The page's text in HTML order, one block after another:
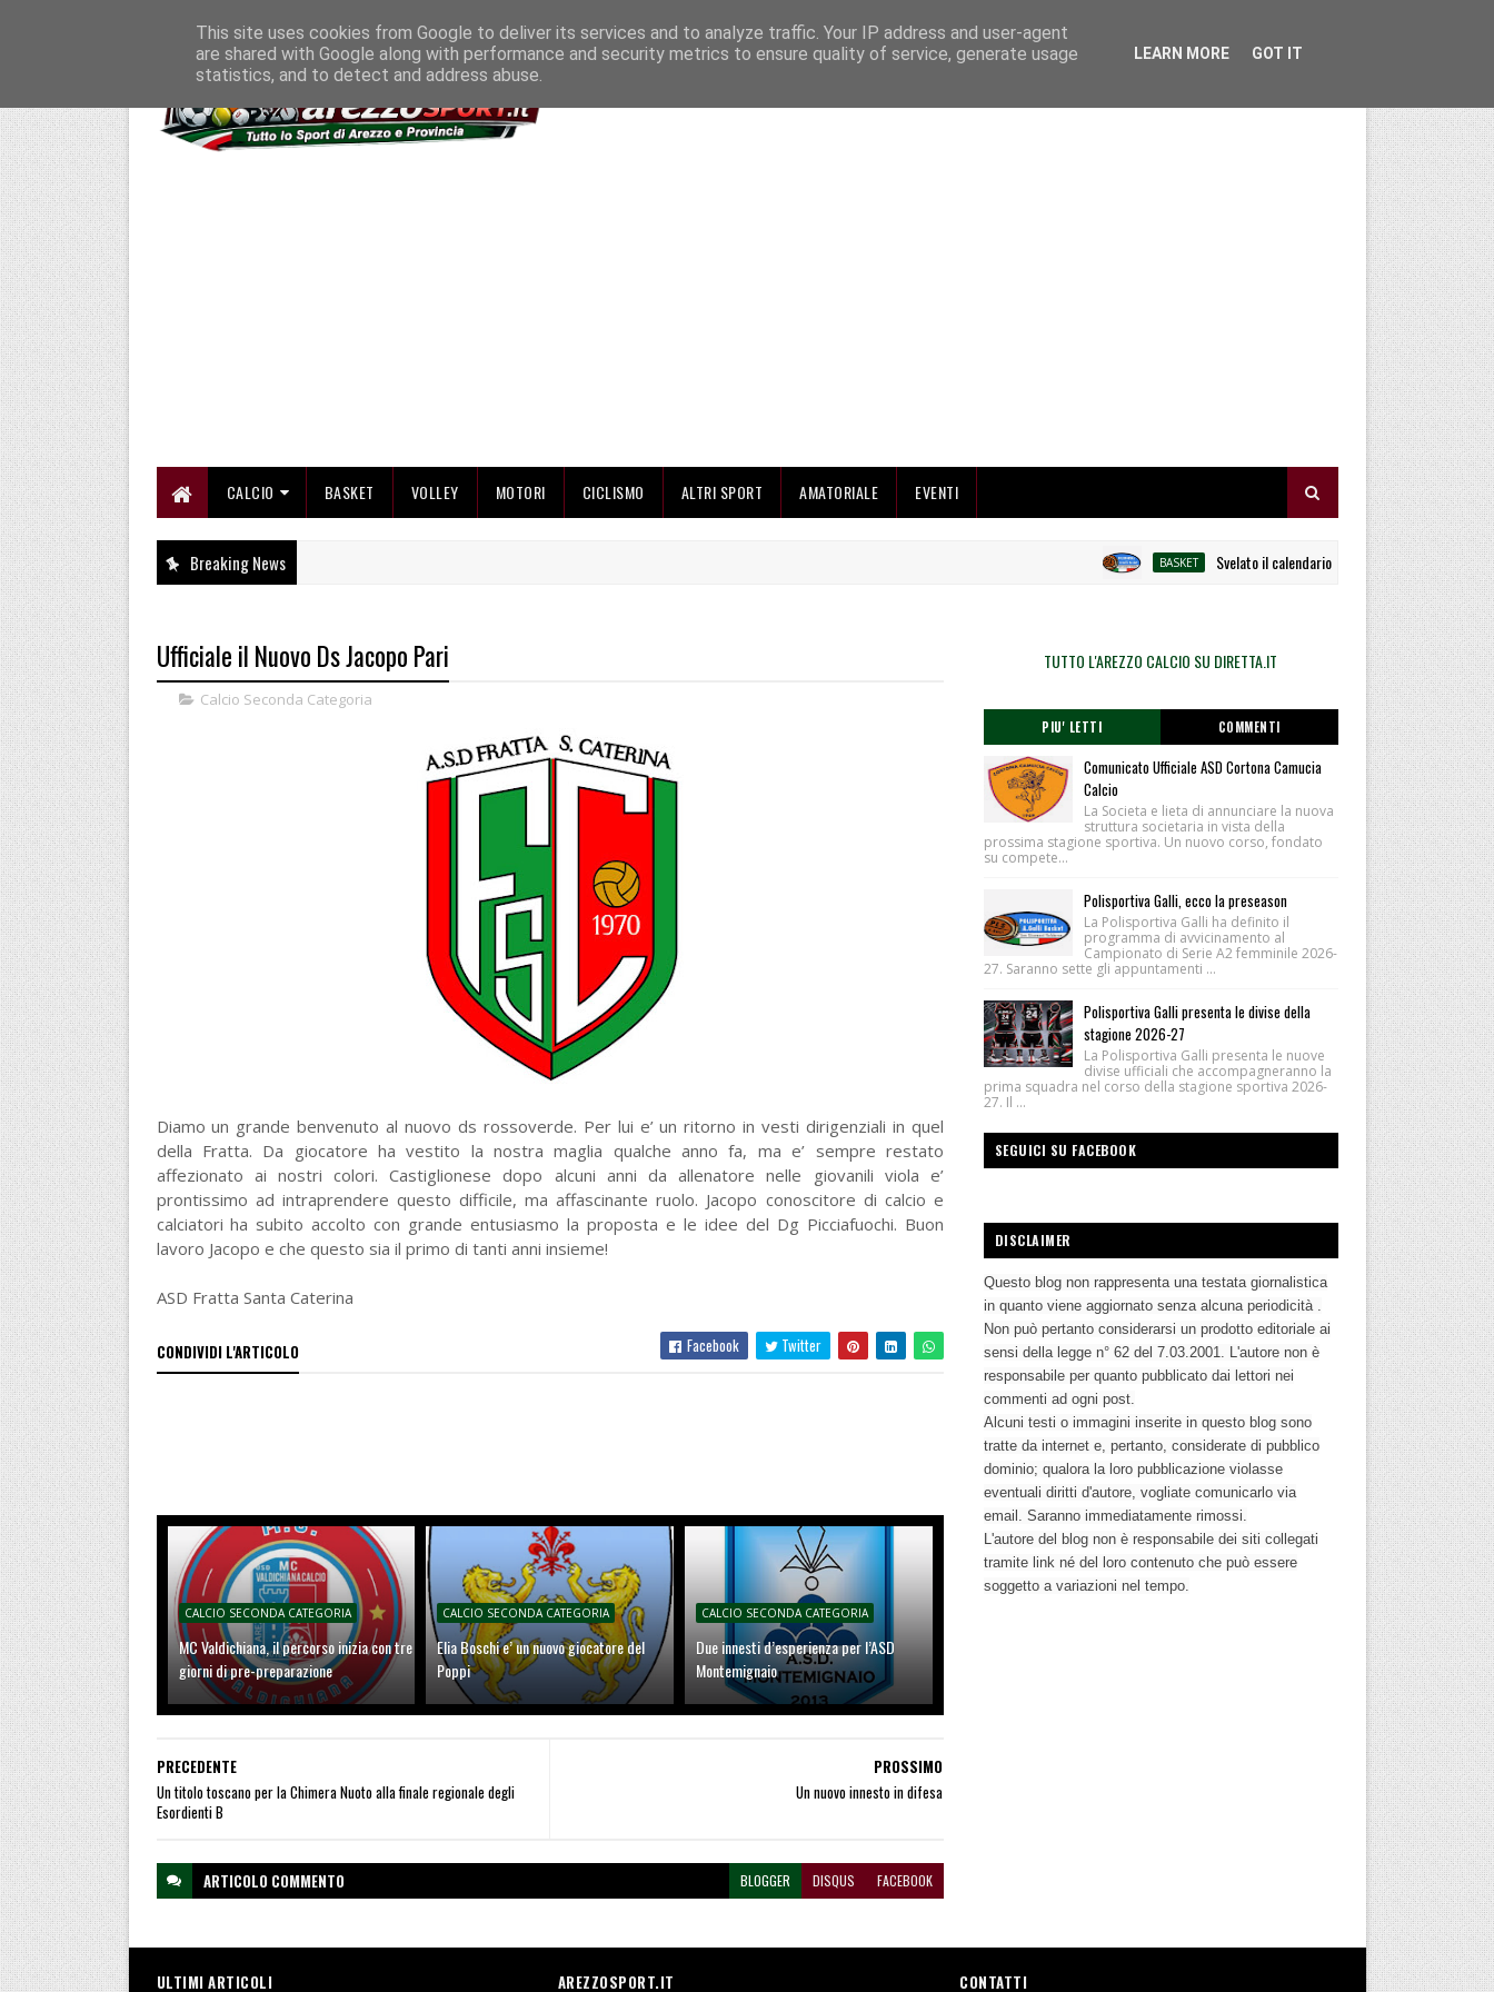
CALCIO BASKET VOLLEY MOTORI CICLISMO ALTRI SPORT AMATORIALE EVENTI
Breaking News BASKET Svelato il calendario la Polisportiva Galli debutta ad
Ufficiale il Nuovo Ds Jacopo Pari
Calcio Seconda Categoria
Diamo un grande benvenuto al nuovo ds rossoverde. Per lui e’ un ritorno in vesti dirigenziali in quel
della Fratta. Da giocatore ha vestito la nostra maglia qualche anno fa, ma e’ sempre restato
affezionato ai nostri colori. Castiglionese dopo alcuni anni da allenatore nelle giovanili viola e’
prontissimo ad intraprendere questo difficile, ma affascinante ruolo. Jacopo conoscitore di calcio e
calciatori ha subito accolto con grande entusiasmo la proposta e le idee del Dg Picciafuochi. Buon
lavoro Jacopo e che questo sia il primo di tanti anni insieme!
ASD Fratta Santa Caterina
CONDIVIDI L'ARTICOLO Facebook Twitter
CALCIO SECONDA CATEGORIA
MC Valdichiana, il percorso inizia con tre
giorni di pre-preparazione
CALCIO SECONDA CATEGORIA
Elia Boschi e’ un nuovo giocatore del
Poppi
CALCIO SECONDA CATEGORIA
Due innesti d’esperienza per l’ASD
Montemignaio
PROSSIMO
Un nuovo innesto in difesa
PRECEDENTE
Un titolo toscano per la Chimera Nuoto alla finale regionale degli
Esordienti B
ARTICOLO COMMENTO BLOGGER DISQUS FACEBOOK
TUTTO L'AREZZO CALCIO SU DIRETTA.IT
PIU' LETTI COMMENTI
Comunicato Ufficiale ASD Cortona Camucia
Calcio
La Societa e lieta di annunciare la nuova
struttura societaria in vista della
prossima stagione sportiva. Un nuovo corso, fondato
su compete...
Polisportiva Galli, ecco la preseason
La Polisportiva Galli ha definito il
programma di avvicinamento al
Campionato di Serie A2 femminile 2026-
27. Saranno sette gli appuntamenti ...
Polisportiva Galli presenta le divise della
stagione 2026-27
La Polisportiva Galli presenta le nuove
divise ufficiali che accompagneranno la
prima squadra nel corso della stagione sportiva 2026-
27. Il ...
SEGUICI SU FACEBOOK
DISCLAIMER
Questo blog non rappresenta una testata giornalistica
in quanto viene aggiornato senza alcuna periodicità .
Non può pertanto considerarsi un prodotto editoriale ai
sensi della legge n° 62 del 7.03.2001. L'autore non è
responsabile per quanto pubblicato dai lettori nei
commenti ad ogni post.
Alcuni testi o immagini inserite in questo blog sono
tratte da internet e, pertanto, considerate di pubblico
dominio; qualora la loro pubblicazione violasse
eventuali diritti d'autore, vogliate comunicarlo via
email. Saranno immediatamente rimossi.
L'autore del blog non è responsabile dei siti collegati
tramite link né del loro contenuto che può essere
soggetto a variazioni nel tempo.
ULTIMI ARTICOLI AREZZOSPORT.IT CONTATTI
This site uses cookies from Google to deliver its services and to analyze traffic. Your IP address and user-agent
are shared with Google along with performance and security metrics to ensure quality of service, generate usage
statistics, and to detect and address abuse.
LEARN MORE GOT IT